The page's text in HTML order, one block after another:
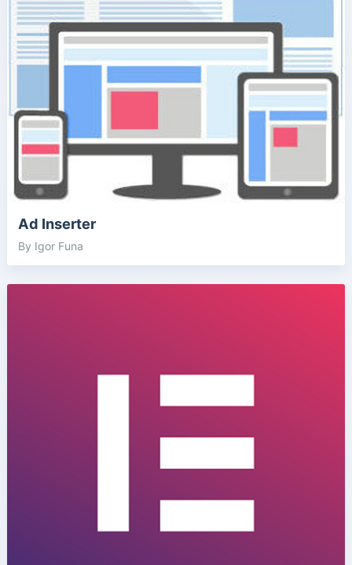
Ad Inserter
By Igor Funa